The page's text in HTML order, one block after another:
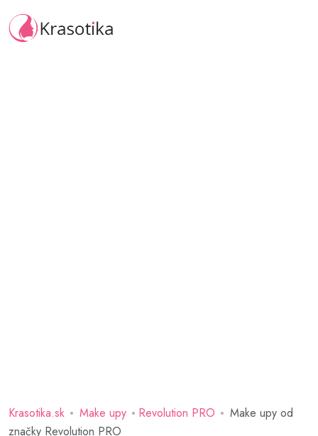
Krasotika.sk Make upy Revolution PRO
Make upy od
značky Revolution PRO